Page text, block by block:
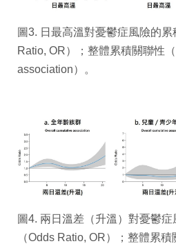
圖3. 日最高溫對憂鬱症風險的
Ratio, OR）；整體累積關聯性
association）。
圖4. 兩日溫差（升溫）對憂鬱
（Odds Ratio, OR）；整體累積